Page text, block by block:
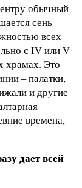
обычный
сень
всех
с IV или V
храмах. Это
– палатки,
и другие
времена,
дает всей